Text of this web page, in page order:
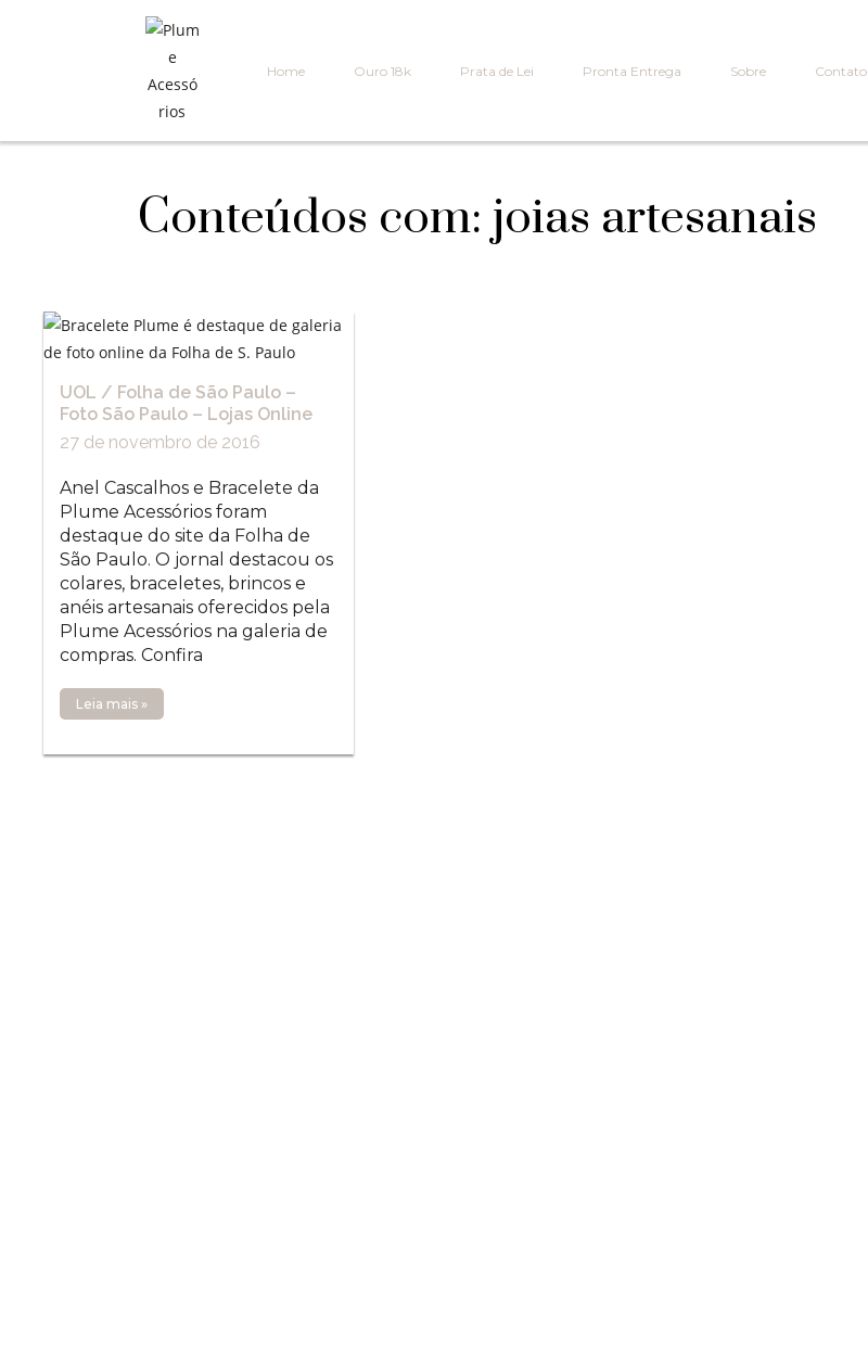
Home Ouro 18k Prata de Lei Pronta Entrega Sobre Contato
Conteúdos com: joias artesanais
UOL / Folha de São Paulo –
Foto São Paulo – Lojas Online
27 de novembro de 2016
Anel Cascalhos e Bracelete da
Plume Acessórios foram
destaque do site da Folha de
São Paulo. O jornal destacou os
colares, braceletes, brincos e
anéis artesanais oferecidos pela
Plume Acessórios na galeria de
compras. Confira
Leia mais »